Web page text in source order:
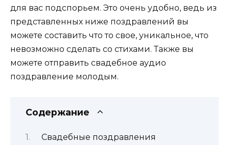
для вас подспорьем. Это очень удобно, ведь из
представленных ниже поздравлений вы
можете составить что то свое, уникальное, что
невозможно сделать со стихами. Также вы
можете отправить свадебное аудио
поздравление молодым.
Содержание
Свадебные поздравления